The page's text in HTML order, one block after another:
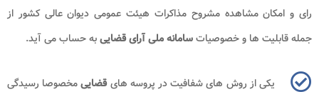
رای و امکان مشاهده مشروح مذاکرات هیئت عمومی دیوان عالی کشور از
جمله قابلیت ها و خصوصیاتسامانه ملی آرای قضاییبه حساب می آید.
یکی از روش های شفافیت در پروسه هایقضاییمخصوصا رسیدگی